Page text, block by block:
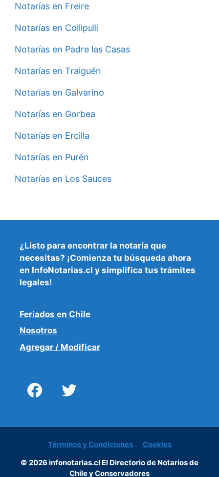
Notarías en Freire
Notarías en Collipulli
Notarías en Padre las Casas
Notarías en Traiguén
Notarías en Galvarino
Notarías en Gorbea
Notarías en Ercilla
Notarías en Purén
Notarías en Los Sauces
¿Listo para encontrar la notaría que
necesitas? ¡Comienza tu búsqueda ahora
en InfoNotarias.cl y simplifica tus trámites
legales!
Feriados en Chile
Nosotros
Agregar / Modificar
Términos y Condiciones
Cookies
© 2026 infonotarias.cl El Directorio de Notarios de
Chile y Conservadores